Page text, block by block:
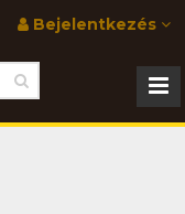
Bejelentkezés